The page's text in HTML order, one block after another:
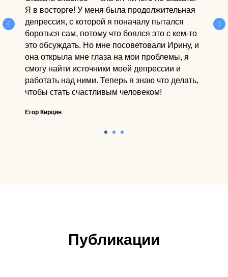
Я в восторге! У меня была продолжительная
депрессия, с которой я поначалу пытался
бороться сам, потому что боялся это с кем-то
это обсуждать. Но мне посоветовали Ирину, и
она открыла мне глаза на мои проблемы, я
смогу найти источники моей депрессии и
работать над ними. Теперь я знаю что делать,
чтобы стать счастливым человеком!
Егор Кирцин
Публикации